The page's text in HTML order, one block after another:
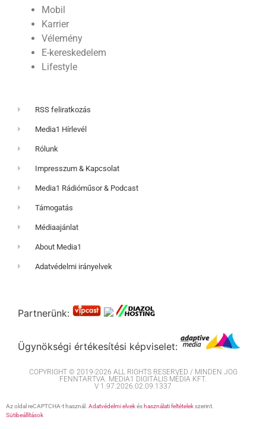
Mobil
Karrier
Vélemény
E-kereskedelem
Lifestyle
RSS feliratkozás
Media1 Hírlevél
Rólunk
Impresszum & Kapcsolat
Media1 Rádióműsor & Podcast
Támogatás
Médiaajánlat
About Media1
Adatvédelmi irányelvek
Partnerünk:
Ügynökségi értékesítési képviselet:
COPYRIGHT © 2019-2026 ALL RIGHTS RESERVED / MINDEN JOG
FENNTARTVA. MEDIA1 DIGITÁLIS MÉDIA KFT.
V 1.97.2026.02.09.1337
Az oldal reCAPTCHA-t használ. Adatvédelmi elvekés használati feltételekszerint.
Sütibeállítások